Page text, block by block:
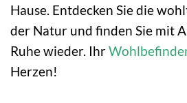
Hause. Entdecken Sie die
der Natur und finden Sie mit
Ruhe wieder. Ihr
Herzen!